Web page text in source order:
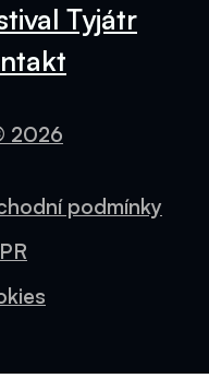
Tyjátr
2026
podmínky